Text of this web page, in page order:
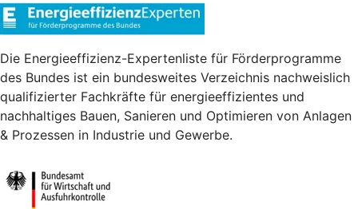
Die Energieeffizienz-Expertenliste für Förderprogramme
des Bundes ist ein bundesweites Verzeichnis nachweislich
qualifizierter Fachkräfte für energieeffizientes und
nachhaltiges Bauen, Sanieren und Optimieren von Anlagen
& Prozessen in Industrie und Gewerbe.